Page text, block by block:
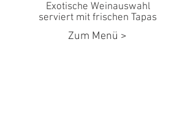
Exotische Weinauswahl
serviert mit frischen Tapas
Zum Menü >